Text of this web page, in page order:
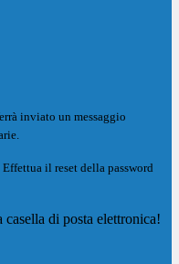
inviato un messaggio
il reset della password
di posta elettronica!